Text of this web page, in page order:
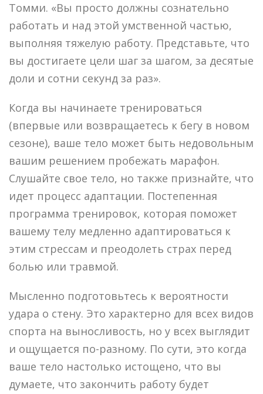
Томми. «Вы просто должны сознательно
работать и над этой умственной частью,
выполняя тяжелую работу. Представьте, что
вы достигаете цели шаг за шагом, за десятые
доли и сотни секунд за раз».
Когда вы начинаете тренироваться
(впервые или возвращаетесь к бегу в новом
сезоне), ваше тело может быть недовольным
вашим решением пробежать марафон.
Слушайте свое тело, но также признайте, что
идет процесс адаптации. Постепенная
программа тренировок, которая поможет
вашему телу медленно адаптироваться к
этим стрессам и преодолеть страх перед
болью или травмой.
Мысленно подготовьтесь к вероятности
удара о стену. Это характерно для всех видов
спорта на выносливость, но у всех выглядит
и ощущается по-разному. По сути, это когда
ваше тело настолько истощено, что вы
думаете, что закончить работу будет